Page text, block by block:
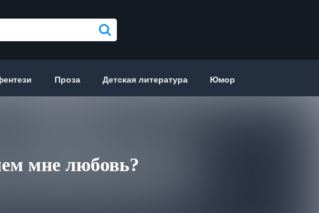
Проза Детская литература Юмор
мне любовь?